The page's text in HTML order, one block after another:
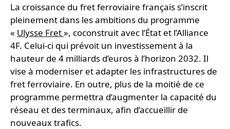
La croissance du fret ferroviaire français s’inscrit
pleinement dans les ambitions du programme
« Ulysse Fret», coconstruit avec l’État et l’Alliance
4F. Celui-ci qui prévoit un investissement à la
hauteur de 4 milliards d’euros à l’horizon 2032. Il
vise à moderniser et adapter les infrastructures de
fret ferroviaire. En outre, plus de la moitié de ce
programme permettra d’augmenter la capacité du
réseau et des terminaux, afin d’accueillir de
nouveaux trafics.